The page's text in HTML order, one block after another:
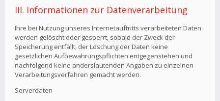
III. Informationen zur Datenverarbeitung
Ihre bei Nutzung unseres Internetauftritts verarbeiteten Daten
werden gelöscht oder gesperrt, sobald der Zweck der
Speicherung entfällt, der Löschung der Daten keine
gesetzlichen Aufbewahrungspflichten entgegenstehen und
nachfolgend keine anderslautenden Angaben zu einzelnen
Verarbeitungsverfahren gemacht werden.
Serverdaten